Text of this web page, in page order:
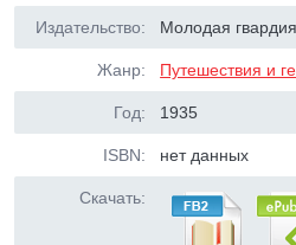
Издательство: Молодая гвардия
Жанр: Путешествия и
Год: 1935
ISBN: нет данных
Скачать: